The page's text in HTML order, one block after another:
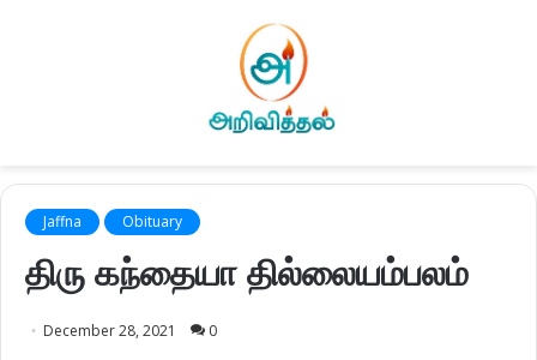
Jaffna Obituary
திரு கந்தையா தில்லையம்பலம்
December 28, 2021 0